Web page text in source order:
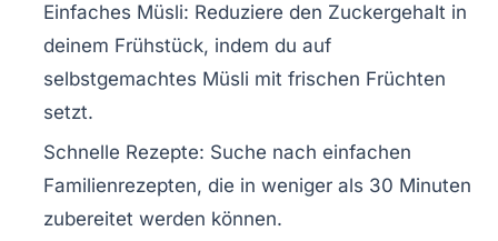
Einfaches Müsli: Reduziere den Zuckergehalt in
deinem Frühstück, indem du auf
selbstgemachtes Müsli mit frischen Früchten
setzt.
Schnelle Rezepte: Suche nach einfachen
Familienrezepten, die in weniger als 30 Minuten
zubereitet werden können.